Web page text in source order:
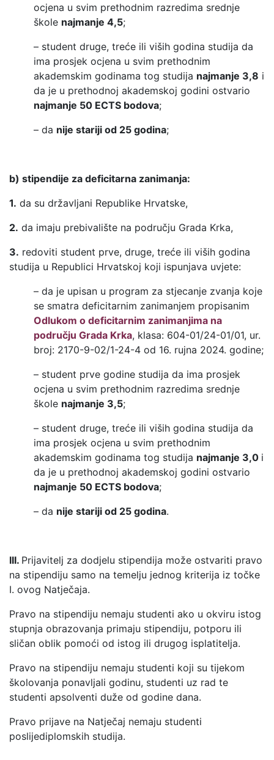
ocjena u svim prethodnim razredima srednje
škole najmanje 4,5;
– student druge, treće ili viših godina studija da
ima prosjek ocjena u svim prethodnim
akademskim godinama tog studija najmanje 3,8 i
da je u prethodnoj akademskoj godini ostvario
najmanje 50 ECTS bodova;
– da nije stariji od 25 godina;
b) stipendije za deficitarna zanimanja:
1. da su državljani Republike Hrvatske,
2. da imaju prebivalište na području Grada Krka,
3. redoviti student prve, druge, treće ili viših godina
studija u Republici Hrvatskoj koji ispunjava uvjete:
– da je upisan u program za stjecanje zvanja koje
se smatra deficitarnim zanimanjem propisanim
Odlukom o deficitarnim zanimanjima na
području Grada Krka, klasa: 604-01/24-01/01, ur.
broj: 2170-9-02/1-24-4 od 16. rujna 2024. godine;
– student prve godine studija da ima prosjek
ocjena u svim prethodnim razredima srednje
škole najmanje 3,5;
– student druge, treće ili viših godina studija da
ima prosjek ocjena u svim prethodnim
akademskim godinama tog studija najmanje 3,0 i
da je u prethodnoj akademskoj godini ostvario
najmanje 50 ECTS bodova;
– da nije stariji od 25 godina.
III. Prijavitelj za dodjelu stipendija može ostvariti pravo
na stipendiju samo na temelju jednog kriterija iz točke
I. ovog Natječaja.
Pravo na stipendiju nemaju studenti ako u okviru istog
stupnja obrazovanja primaju stipendiju, potporu ili
sličan oblik pomoći od istog ili drugog isplatitelja.
Pravo na stipendiju nemaju studenti koji su tijekom
školovanja ponavljali godinu, studenti uz rad te
studenti apsolventi duže od godine dana.
Pravo prijave na Natječaj nemaju studenti
poslijediplomskih studija.